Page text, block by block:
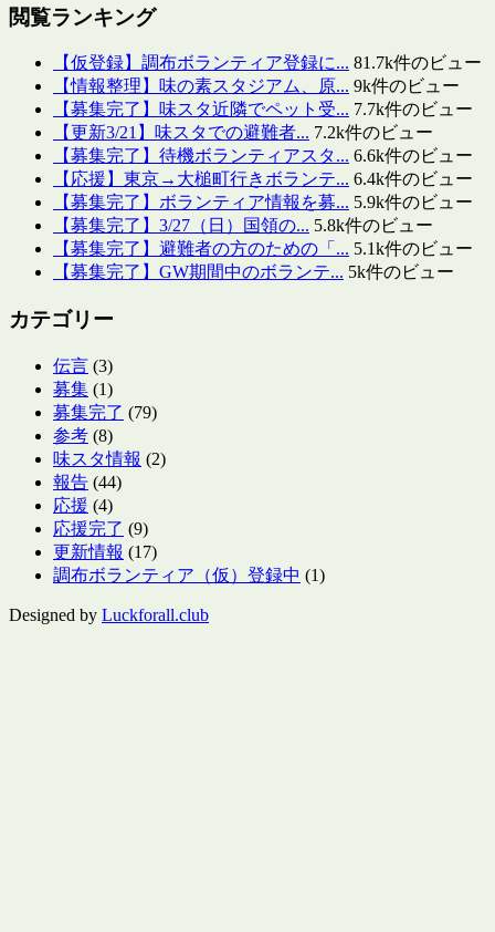
閲覧ランキング
【仮登録】調布ボランティア登録に... 81.7k件のビュー
【情報整理】味の素スタジアム、原... 9k件のビュー
【募集完了】味スタ近隣でペット受... 7.7k件のビュー
【更新3/21】味スタでの避難者... 7.2k件のビュー
【募集完了】待機ボランティアスタ... 6.6k件のビュー
【応援】東京→大槌町行きボランテ... 6.4k件のビュー
【募集完了】ボランティア情報を募... 5.9k件のビュー
【募集完了】3/27（日）国領の... 5.8k件のビュー
【募集完了】避難者の方のための「... 5.1k件のビュー
【募集完了】GW期間中のボランテ... 5k件のビュー
カテゴリー
伝言 (3)
募集 (1)
募集完了 (79)
参考 (8)
味スタ情報 (2)
報告 (44)
応援 (4)
応援完了 (9)
更新情報 (17)
調布ボランティア（仮）登録中 (1)
Designed by Luckforall.club